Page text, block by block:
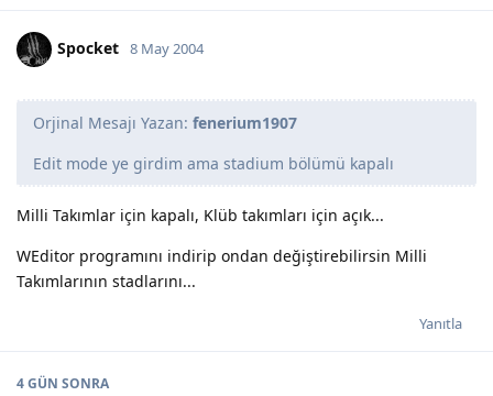
Spocket 8 May 2004
Orjinal Mesajı Yazan: fenerium1907
Edit mode ye girdim ama stadium bölümü kapalı
Milli Takımlar için kapalı, Klüb takımları için açık...
WEditor programını indirip ondan değiştirebilirsin Milli
Takımlarının stadlarını...
Yanıtla
4 GÜN SONRA